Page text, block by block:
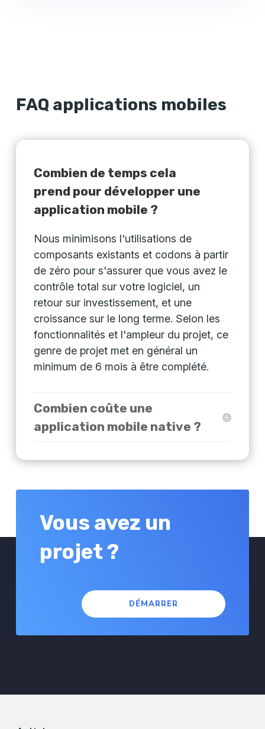
FAQ applications mobiles
Combien de temps cela
prend pour développer une
application mobile ?
Nous minimisons l'utilisations de
composants existants et codons à partir
de zéro pour s'assurer que vous avez le
contrôle total sur votre logiciel, un
retour sur investissement, et une
croissance sur le long terme. Selon les
fonctionnalités et l'ampleur du projet, ce
genre de projet met en général un
minimum de 6 mois à être complété.
Combien coûte une
application mobile native ?
Vous avez un
projet ?
DÉMARRER